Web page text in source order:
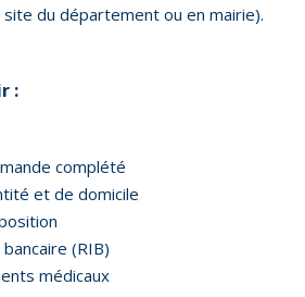
du département ou en mairie).
:
complété
et de domicile
(RIB)
médicaux